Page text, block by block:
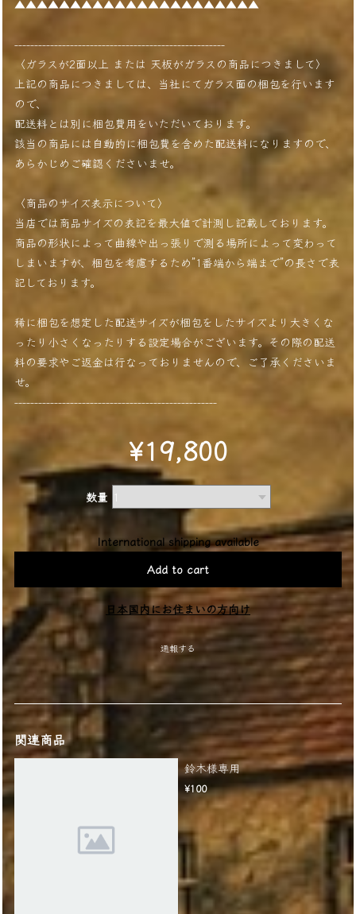
▲▲▲▲▲▲▲▲▲▲▲▲▲▲▲▲▲▲▲▲▲▲
-----------------------------------------------------
〈ガラスが2面以上 または 天板がガラスの商品につきまして〉
上記の商品につきましては、当社にてガラス面の梱包を行います
ので、
配送料とは別に梱包費用をいただいております。
該当の商品には自動的に梱包費を含めた配送料になりますので、
あらかじめご確認くださいませ。
〈商品のサイズ表示について〉
当店では商品サイズの表記を最大値で計測し記載しております。
商品の形状によって曲線や出っ張りで測る場所によって変わって
しまいますが、梱包を考慮するため”1番端から端まで”の長さで表
記しております。
稀に梱包を想定した配送サイズが梱包をしたサイズより大きくな
ったり小さくなったりする設定場合がございます。その際の配送
料の要求やご返金は行なっておりませんので、ご了承くださいま
せ。
---------------------------------------------------
¥19,800
数量
International shipping available
Add to cart
日本国内にお住まいの方向け
通報する
関連商品
鈴木様専用
¥100